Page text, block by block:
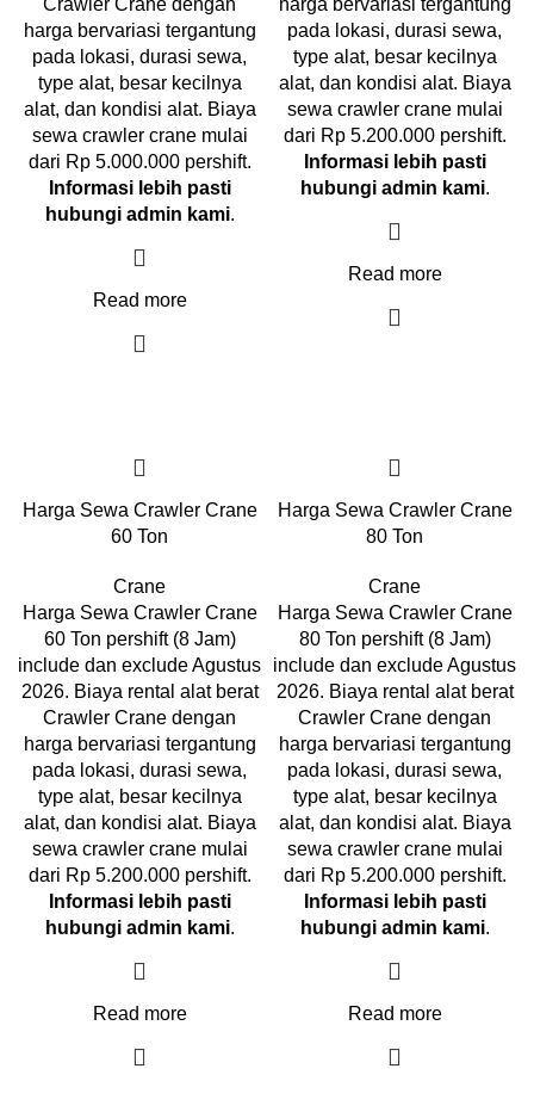
Crawler Crane dengan
harga bervariasi tergantung
pada lokasi, durasi sewa,
type alat, besar kecilnya
alat, dan kondisi alat. Biaya
sewa crawler crane mulai
dari Rp 5.000.000 pershift.
Informasi lebih pasti
hubungi admin kami.
Read more
harga bervariasi tergantung
pada lokasi, durasi sewa,
type alat, besar kecilnya
alat, dan kondisi alat. Biaya
sewa crawler crane mulai
dari Rp 5.200.000 pershift.
Informasi lebih pasti
hubungi admin kami.
Read more
Harga Sewa Crawler Crane
60 Ton
Crane
Harga Sewa Crawler Crane
60 Ton pershift (8 Jam)
include dan exclude Agustus
2026. Biaya rental alat berat
Crawler Crane dengan
harga bervariasi tergantung
pada lokasi, durasi sewa,
type alat, besar kecilnya
alat, dan kondisi alat. Biaya
sewa crawler crane mulai
dari Rp 5.200.000 pershift.
Informasi lebih pasti
hubungi admin kami.
Read more
Harga Sewa Crawler Crane
80 Ton
Crane
Harga Sewa Crawler Crane
80 Ton pershift (8 Jam)
include dan exclude Agustus
2026. Biaya rental alat berat
Crawler Crane dengan
harga bervariasi tergantung
pada lokasi, durasi sewa,
type alat, besar kecilnya
alat, dan kondisi alat. Biaya
sewa crawler crane mulai
dari Rp 5.200.000 pershift.
Informasi lebih pasti
hubungi admin kami.
Read more